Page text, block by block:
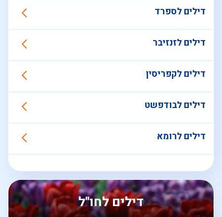
דילים לספרד
דילים לזנזיבר
דילים לקפריסין
דילים לבודפשט
דילים לרומא
דילים לחו"ל